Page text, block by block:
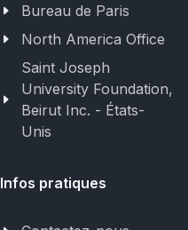
Bureau de Paris
North America Office
Saint Joseph
University Foundation,
Beirut Inc. - États-
Unis
Infos pratiques